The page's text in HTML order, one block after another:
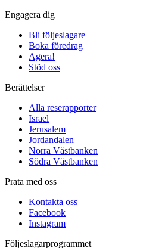
Engagera dig
Bli följeslagare
Boka föredrag
Agera!
Stöd oss
Berättelser
Alla reserapporter
Israel
Jerusalem
Jordandalen
Norra Västbanken
Södra Västbanken
Prata med oss
Kontakta oss
Facebook
Instagram
Följeslagarprogrammet